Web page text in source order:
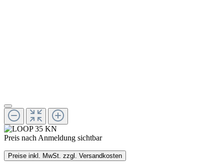
Preis nach Anmeldung sichtbar
Preise inkl. MwSt. zzgl. Versandkosten